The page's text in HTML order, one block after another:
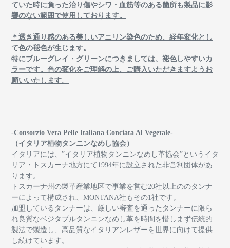
ていた時に負った治り傷やシワ・血筋等のある箇所も製品に影
響のない範囲で使用しております。
＊透き通り感のある美しいアニリン染色のため、経年変化とし
て色の褪色が生じます。
特にブルーグレイ・グリーンにつきましては、褪色しやすいカ
ラーです。色の変化をご理解の上、ご購入いただきますようお
願いいたします。
-Consorzio Vera Pelle Italiana Conciata Al Vegetale-
（イタリア植物タンニンなめし協会）
イタリアには、”イタリア植物タンニンなめし革協会”というイタ
リア・トスカーナ地方にて1994年に設立された非営利団体があ
ります。
トスカーナ州の製革産業地区で事業を営む20社以上ののタンナ
ーによって構成され、MONTANA社もその1社です。
加盟しているタンナーは、厳しい審査を通ったタンナーに限ら
れ良質なベジタブルタンニンなめし革を時間を惜しまず伝統的
製法で製造し、高品質なイタリアンレザーを世界に向けて提供
し続けています。